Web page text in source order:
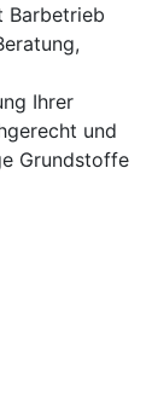
Barbetrieb
Ihrer
und
Grundstoffe